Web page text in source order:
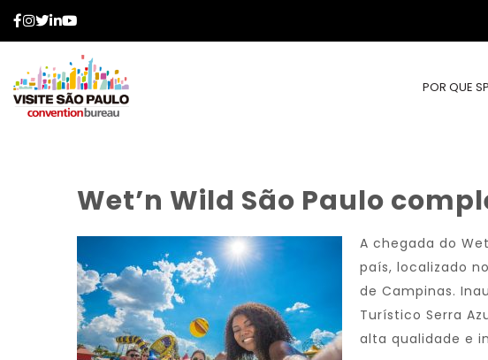
Facebook
Instagram
Twitter
LinkedIn
POR QUE
Wet’n Wild São Paulo
A chegada do
país, localizado
de Campinas.
Turístico Serra
alta qualidade e